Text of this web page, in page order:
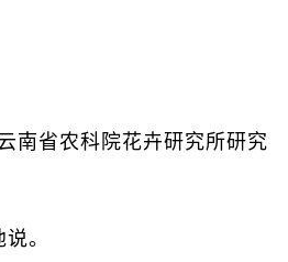
南省农科院花卉研究所研究
。